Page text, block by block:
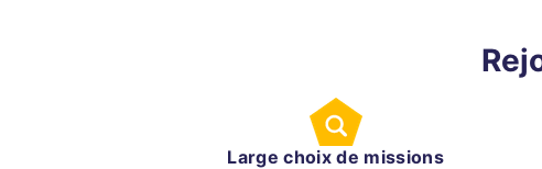
Large choix de missions